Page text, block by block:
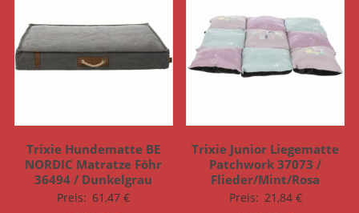
Trixie Hundematte BE
NORDIC Matratze Föhr
36494 / Dunkelgrau
Preis: 61,47€
Trixie Junior Liegematte
Patchwork 37073 /
Flieder/Mint/Rosa
Preis: 21,84 €